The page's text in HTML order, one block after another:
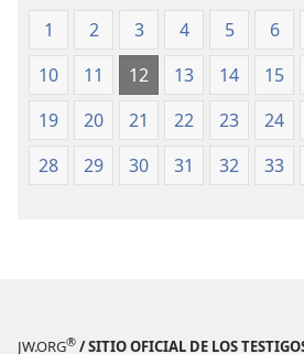
1 2 3 4 5 6
10
11 12 13 14 15
19
20 21 22 23 24
28
29 30 31 32 33
JW.ORG® / SITIO OFICIAL DE LOS